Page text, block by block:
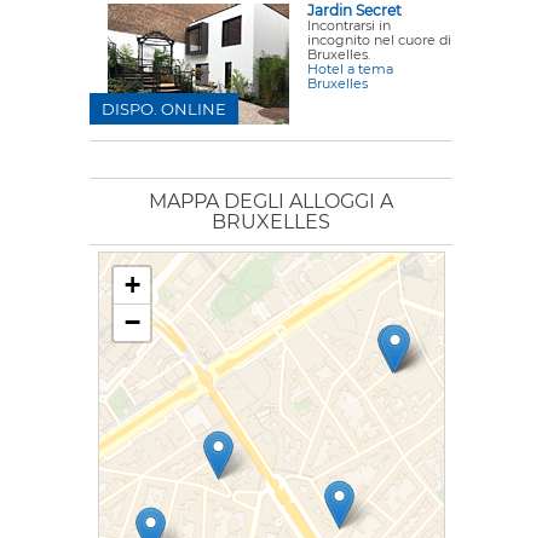
Jardin Secret
Incontrarsi in
incognito nel cuore di
Bruxelles.
Hotel a tema
Bruxelles
DISPO. ONLINE
MAPPA DEGLI ALLOGGI A
BRUXELLES
+
−